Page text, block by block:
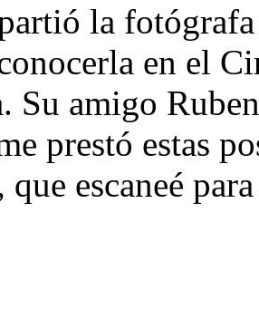
la
en el
Su amigo
prestó estas
que escaneé